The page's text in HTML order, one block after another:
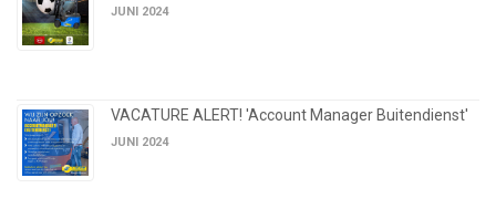
JUNI 2024
VACATURE ALERT! 'Account Manager Buitendienst'
JUNI 2024